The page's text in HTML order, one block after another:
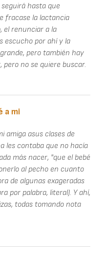
hasta que
fracase la lactancia
el renunciar a la
escucho por ahí y la
pero también hay
no se quiere buscar.
a mi
amiga asus clases de
les contaba que no hacía
más nacer, "que el bebé
al pecho en cuanto
de algunas exageradas
por palabra, literal). Y ahí,
todas tomando nota